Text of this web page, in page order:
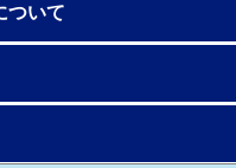
ついて